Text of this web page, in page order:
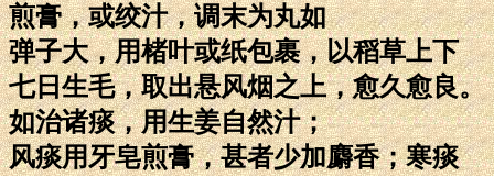
煎膏，或绞汁，调末为丸如
弹子大，用楮叶或纸包裹，以稻草上下
七日生毛，取出悬风烟之上，愈久愈良。
如治诸痰，用生姜自然汁；
风痰用牙皂煎膏，甚者少加麝香；寒痰